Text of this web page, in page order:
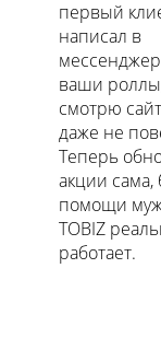
первый
написал в
ваши
смотрю
даже не
Теперь
акции сама,
помощи
TOBIZ
работает.